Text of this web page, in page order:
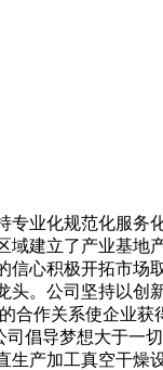
业化规范化服务
建立了产业基地
心积极开拓市场
。公司坚持以创
合作关系使企业
倡导梦想大于一
产加工真空干燥